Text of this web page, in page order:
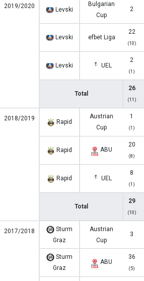
2019/2020 Levski
Bulgarian
Cup
2
Levski efbet Liga
22
(10)
Levski UEL
2
(1)
Total
26
(11)
2018/2019 Rapid
Austrian
Cup
1
(1)
Rapid ABU
20
(8)
Rapid UEL
8
(1)
Total
29
(10)
2017/2018
Sturm
Graz
Austrian
Cup
3
Sturm
Graz
ABU
36
(5)